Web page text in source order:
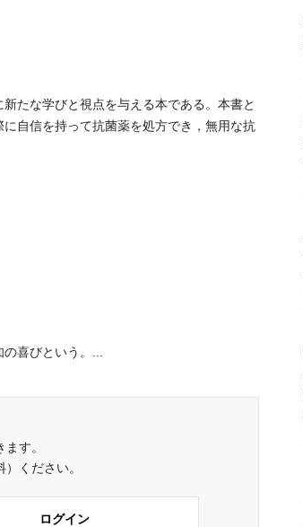
たな学びと視点を与える本である。本書と
自信を持って抗菌薬を処方でき，無用な抗
喜びという。...
す。
ください。
ログイン